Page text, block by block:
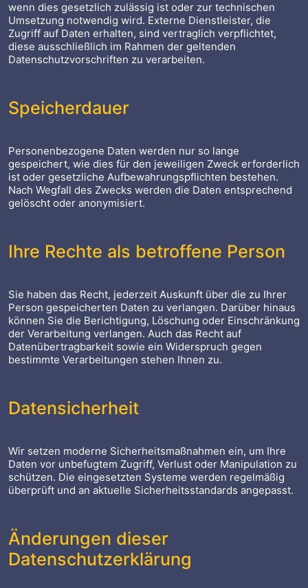
wenn dies gesetzlich zulässig ist oder zur technischen
Umsetzung notwendig wird. Externe Dienstleister, die
Zugriff auf Daten erhalten, sind vertraglich verpflichtet,
diese ausschließlich im Rahmen der geltenden
Datenschutzvorschriften zu verarbeiten.
Speicherdauer
Personenbezogene Daten werden nur so lange
gespeichert, wie dies für den jeweiligen Zweck erforderlich
ist oder gesetzliche Aufbewahrungspflichten bestehen.
Nach Wegfall des Zwecks werden die Daten entsprechend
gelöscht oder anonymisiert.
Ihre Rechte als betroffene Person
Sie haben das Recht, jederzeit Auskunft über die zu Ihrer
Person gespeicherten Daten zu verlangen. Darüber hinaus
können Sie die Berichtigung, Löschung oder Einschränkung
der Verarbeitung verlangen. Auch das Recht auf
Datenübertragbarkeit sowie ein Widerspruch gegen
bestimmte Verarbeitungen stehen Ihnen zu.
Datensicherheit
Wir setzen moderne Sicherheitsmaßnahmen ein, um Ihre
Daten vor unbefugtem Zugriff, Verlust oder Manipulation zu
schützen. Die eingesetzten Systeme werden regelmäßig
überprüft und an aktuelle Sicherheitsstandards angepasst.
Änderungen dieser
Datenschutzerklärung